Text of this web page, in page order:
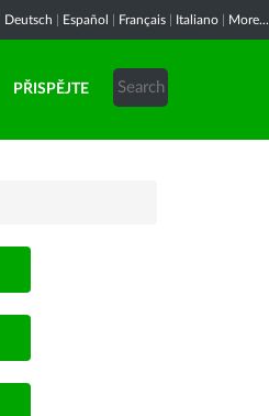
Deutsch Español Français Italiano More...
PŘISPĚJTE